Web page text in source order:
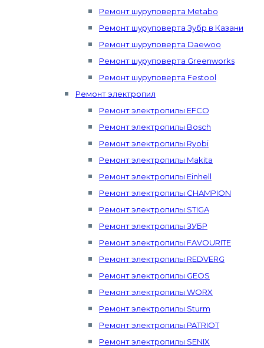
Ремонт шуруповерта Metabo
Ремонт шуруповерта Зубр в Казани
Ремонт шуруповерта Daewoo
Ремонт шуруповерта Greenworks
Ремонт шуруповерта Festool
Ремонт электропил
Ремонт электропилы EFCO
Ремонт электропилы Bosch
Ремонт электропилы Ryobi
Ремонт электропилы Makita
Ремонт электропилы Einhell
Ремонт электропилы CHAMPION
Ремонт электропилы STIGA
Ремонт электропилы ЗУБР
Ремонт электропилы FAVOURITE
Ремонт электропилы REDVERG
Ремонт электропилы GEOS
Ремонт электропилы WORX
Ремонт электропилы Sturm
Ремонт электропилы PATRIOT
Ремонт электропилы SENIX